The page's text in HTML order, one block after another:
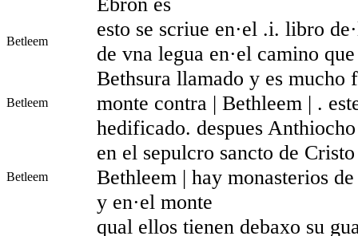
Betleem
esto se scriue en·el .i. libro
de vna legua en·el camino
Betleem
Bethsura llamado y es mucho
monte contra | Bethleem | .
hedificado. despues
Betleem
en el sepulcro sancto de
Bethleem | hay monasterios
y en·el monte
qual ellos tienen debaxo su